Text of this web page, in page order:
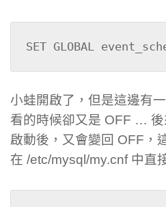
SET GLOBAL
小蛙開啟了，但是這邊有
看的時候卻又是 OFF …
啟動後，又會變回 OFF，
在 /etc/mysql/my.cnf 中直